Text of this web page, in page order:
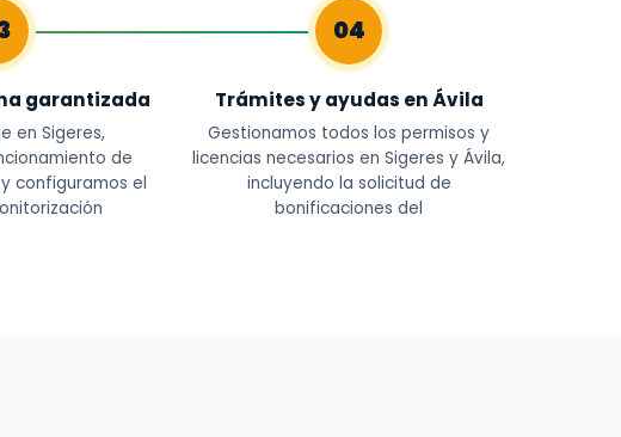
garantizada
en Sigeres,
de
configuramos el
04
Trámites y ayudas en Ávila
Gestionamos todos los permisos y
licencias necesarios en Sigeres y Ávila,
incluyendo la solicitud de
bonificaciones del